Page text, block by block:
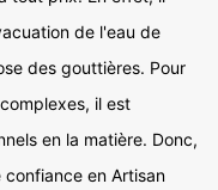
de l'eau de
des gouttières. Pour
il est
en la matière. Donc,
en Artisan